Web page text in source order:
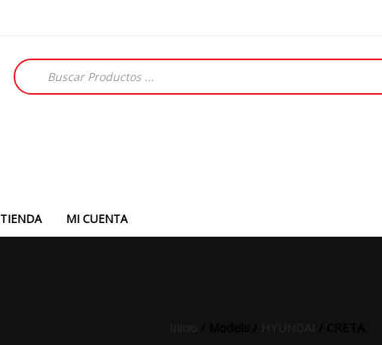
Búsqueda
de
productos
TIENDA MI CUENTA